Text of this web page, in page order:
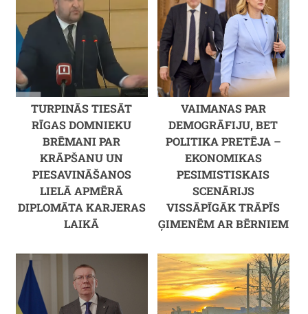
TURPINĀS TIESĀT
RĪGAS DOMNIEKU
BRĒMANI PAR
KRĀPŠANU UN
PIESAVINĀŠANOS
LIELĀ APMĒRĀ
DIPLOMĀTA KARJERAS
LAIKĀ
VAIMANAS PAR
DEMOGRĀFIJU, BET
POLITIKA PRETĒJA –
EKONOMIKAS
PESIMISTISKAIS
SCENĀRIJS
VISSĀPĪGĀK TRĀPĪS
ĢIMENĒM AR BĒRNIEM